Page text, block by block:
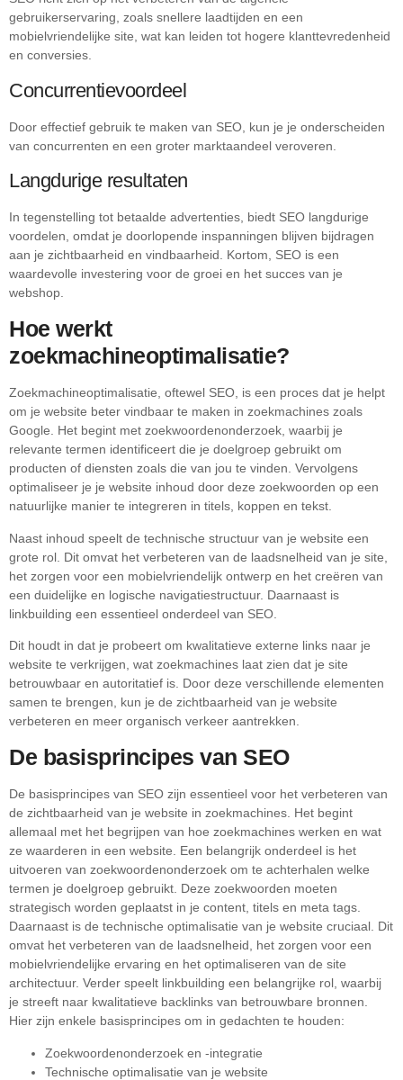
gebruikerservaring, zoals snellere laadtijden en een
mobielvriendelijke site, wat kan leiden tot hogere klanttevredenheid
en conversies.
Concurrentievoordeel
Door effectief gebruik te maken van SEO, kun je je onderscheiden
van concurrenten en een groter marktaandeel veroveren.
Langdurige resultaten
In tegenstelling tot betaalde advertenties, biedt SEO langdurige
voordelen, omdat je doorlopende inspanningen blijven bijdragen
aan je zichtbaarheid en vindbaarheid. Kortom, SEO is een
waardevolle investering voor de groei en het succes van je
webshop.
Hoe werkt
zoekmachineoptimalisatie?
Zoekmachineoptimalisatie, oftewel SEO, is een proces dat je helpt
om je website beter vindbaar te maken in zoekmachines zoals
Google. Het begint met zoekwoordenonderzoek, waarbij je
relevante termen identificeert die je doelgroep gebruikt om
producten of diensten zoals die van jou te vinden. Vervolgens
optimaliseer je je website inhoud door deze zoekwoorden op een
natuurlijke manier te integreren in titels, koppen en tekst.
Naast inhoud speelt de technische structuur van je website een
grote rol. Dit omvat het verbeteren van de laadsnelheid van je site,
het zorgen voor een mobielvriendelijk ontwerp en het creëren van
een duidelijke en logische navigatiestructuur. Daarnaast is
linkbuilding een essentieel onderdeel van SEO.
Dit houdt in dat je probeert om kwalitatieve externe links naar je
website te verkrijgen, wat zoekmachines laat zien dat je site
betrouwbaar en autoritatief is. Door deze verschillende elementen
samen te brengen, kun je de zichtbaarheid van je website
verbeteren en meer organisch verkeer aantrekken.
De basisprincipes van SEO
De basisprincipes van SEO zijn essentieel voor het verbeteren van
de zichtbaarheid van je website in zoekmachines. Het begint
allemaal met het begrijpen van hoe zoekmachines werken en wat
ze waarderen in een website. Een belangrijk onderdeel is het
uitvoeren van zoekwoordenonderzoek om te achterhalen welke
termen je doelgroep gebruikt. Deze zoekwoorden moeten
strategisch worden geplaatst in je content, titels en meta tags.
Daarnaast is de technische optimalisatie van je website cruciaal. Dit
omvat het verbeteren van de laadsnelheid, het zorgen voor een
mobielvriendelijke ervaring en het optimaliseren van de site
architectuur. Verder speelt linkbuilding een belangrijke rol, waarbij
je streeft naar kwalitatieve backlinks van betrouwbare bronnen.
Hier zijn enkele basisprincipes om in gedachten te houden:
Zoekwoordenonderzoek en -integratie
Technische optimalisatie van je website